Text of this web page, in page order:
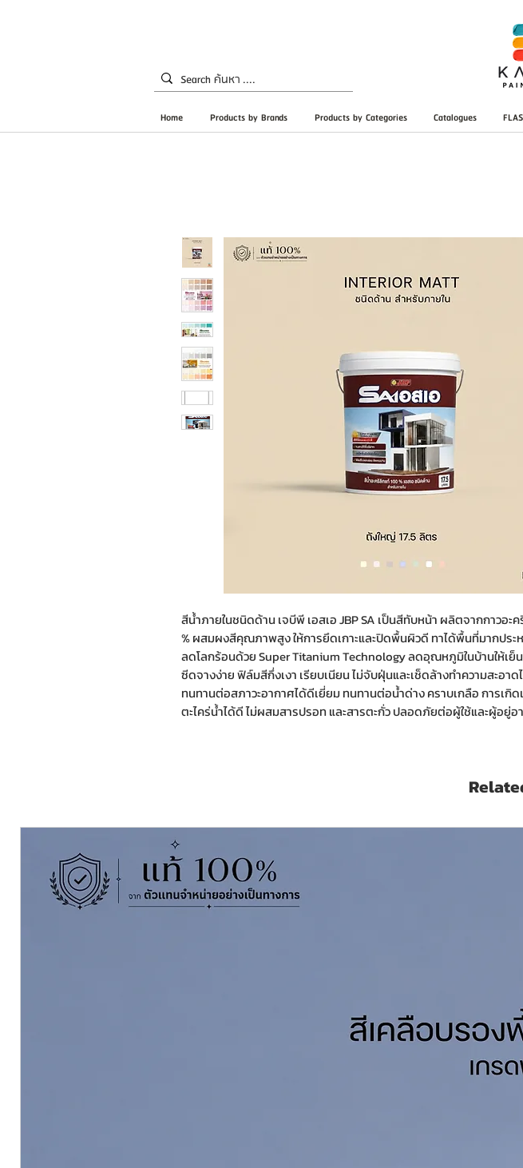
Home Products by Brands Products by Categories Catalogues
สีน้ำภายในชนิดด้าน เจบีพี เอสเอ JBP SA เป็นสีทับหน้า ผลิตจากกาวอะ
% ผสมผงสีคุณภาพสูง ให้การยึดเกาะและปิดพื้นผิวดี ทาได้พื้นที่มากปร
ลดโลกร้อนด้วย Super Titanium Technology ลดอุณหภูมิในบ้านให้เย็
ซีดจางง่าย ฟิล์มสีกึ่งเงา เรียบเนียน ไม่จับฝุ่นและเช็ดล้างทำความสะอาด
ทนทานต่อสภาวะอากาศได้ดีเยี่ยม ทนทานต่อน้ำด่าง คราบเกลือ การเกิด
ตะไคร่น้ำได้ดี ไม่ผสมสารปรอท และสารตะกั่ว ปลอดภัยต่อผู้ใช้และผู้อยู่อ